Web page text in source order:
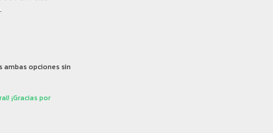
opciones sin
¡Gracias por